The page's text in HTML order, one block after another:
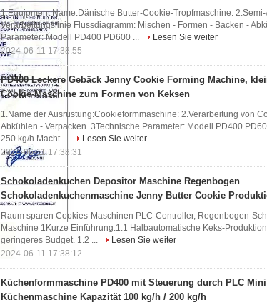
1.Equipment Name:Dänische Butter-Cookie-Tropfmaschine:
Verarbeitungslinie Flussdiagramm: Mischen - Formen - Backen -
Parameter: Modell PD400 PD600 ...
Lesen Sie weiter
2024-06-11 17:38:55
PD400 Leckere Gebäck Jenny Cookie Forming Machine,
Cookie-Maschine zum Formen von Keksen
1.Name der Ausrüstung:Cookieformmaschine: 2.Verarbeitung von
Abkühlen - Verpacken. 3Technische Parameter: Modell PD400
250 kg/h Macht ...
Lesen Sie weiter
2024-06-11 17:38:31
Schokoladenkuchen Depositor Maschine Regenbogen
Schokoladenkuchenmaschine Jenny Butter Cookie
Raum sparen Cookies-Maschinen PLC-Controller, Regenbogen-
Maschine 1Kurze Einführung:1.1 Halbautomatische Keks-
geringeres Budget. 1.2 ...
Lesen Sie weiter
2024-06-11 17:38:12
Küchenformmaschine PD400 mit Steuerung durch PLC Mini
Küchenmaschine Kapazität 100 kg/h / 200 kg/h